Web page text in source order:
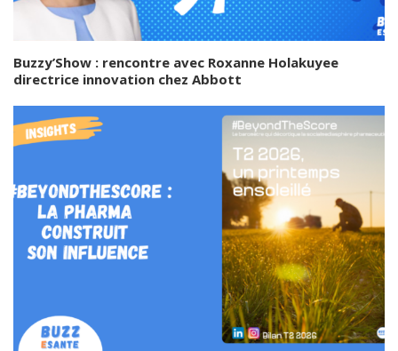
Buzzy’Show : rencontre avec Roxanne Holakuyee
directrice innovation chez Abbott